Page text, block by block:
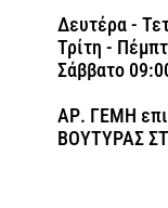
Δευτέρα -
Τρίτη -
Σάββατο
ΑΡ. ΓΕΜΗ
ΒΟΥΤΥΡΑΣ